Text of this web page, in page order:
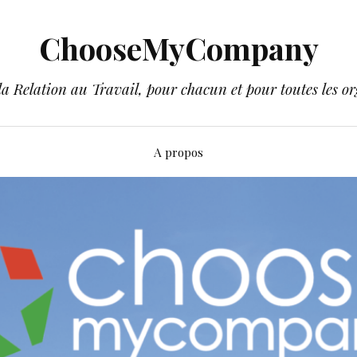
ChooseMyCompany
Relation au Travail, pour chacun et pour toutes les
A propos